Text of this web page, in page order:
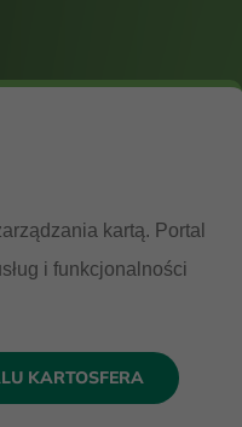
kartą. Portal
i funkcjonalności
KARTOSFERA